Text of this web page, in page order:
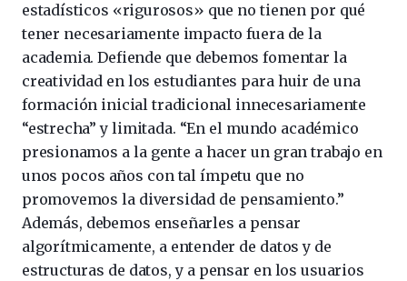
estadísticos «rigurosos» que no tienen por qué
tener necesariamente impacto fuera de la
academia. Defiende que debemos fomentar la
creatividad en los estudiantes para huir de una
formación inicial tradicional innecesariamente
“estrecha” y limitada. “En el mundo académico
presionamos a la gente a hacer un gran trabajo en
unos pocos años con tal ímpetu que no
promovemos la diversidad de pensamiento.”
Además, debemos enseñarles a pensar
algorítmicamente, a entender de datos y de
estructuras de datos, y a pensar en los usuarios